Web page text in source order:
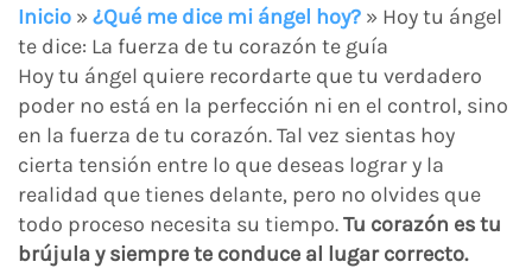
Inicio » ¿Qué me dice mi ángel hoy? » Hoy tu ángel
te dice: La fuerza de tu corazón te guía
Hoy tu ángel quiere recordarte que tu verdadero
poder no está en la perfección ni en el control, sino
en la fuerza de tu corazón. Tal vez sientas hoy
cierta tensión entre lo que deseas lograr y la
realidad que tienes delante, pero no olvides que
todo proceso necesita su tiempo.Tu corazón es tu
brújula y siempre te conduce al lugar correcto.